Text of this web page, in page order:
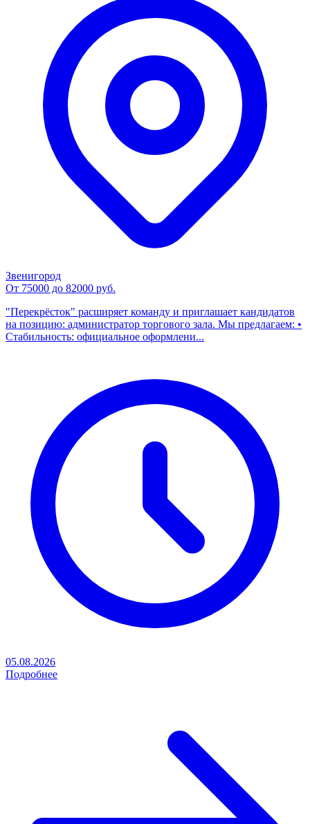
Звенигород
От 75000 до 82000 руб.
"Перекрёсток" расширяет команду и приглашает кандидатов
на позицию: администратор торгового зала. Мы предлагаем: •
Стабильность: официальное оформлени...
05.08.2026
Подробнее